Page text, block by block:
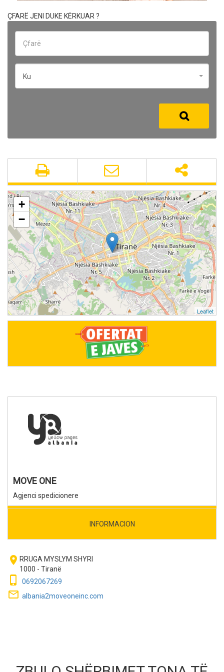
ÇFARË JENI DUKE KËRKUAR ?
Ku
MOVE ONE
Agjenci spedicionere
INFORMACION
room RRUGA MYSLYM SHYRI
1000 - Tiranë
phone_iphone 0692067269
mail_outline albania2moveoneinc.com
+
−
Leaflet